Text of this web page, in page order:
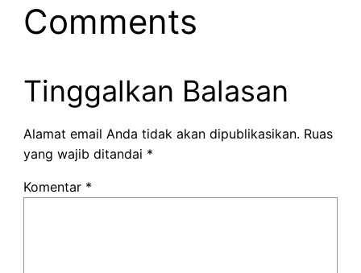
Comments
Tinggalkan Balasan
Alamat email Anda tidak akan dipublikasikan. Ruas
yang wajib ditandai *
Komentar *